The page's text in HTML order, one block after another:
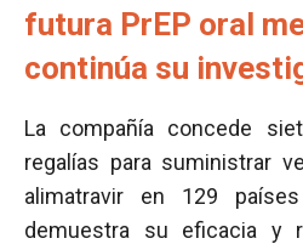
futura PrEP oral
continúa su
La compañía concede
regalías para suministrar
alimatravir en 129
demuestra su eficacia y